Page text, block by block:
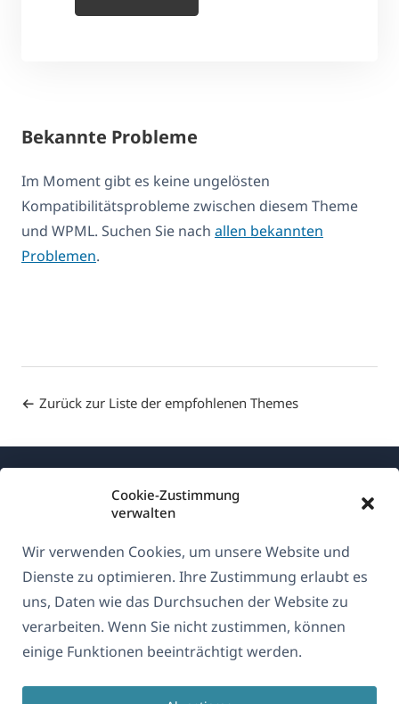
Cookie-Zustimmung
verwalten
Wir verwenden Cookies, um unsere Website und
Dienste zu optimieren. Ihre Zustimmung erlaubt es
uns, Daten wie das Durchsuchen der Website zu
verarbeiten. Wenn Sie nicht zustimmen, können
einige Funktionen beeinträchtigt werden.
Bekannte Probleme
Im Moment gibt es keine ungelösten
Kompatibilitätsprobleme zwischen diesem Theme
und WPML. Suchen Sie nach allen bekannten
Problemen.
Zurück zur Liste der empfohlenen Themes
Über WPML
DSGVO & Datenschutzrichtlinie
Unserem Team beitreten(öffnet
in
(öffnet
in
(öffnet
in
in